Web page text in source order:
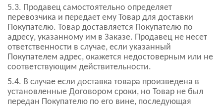
5.3. Продавец самостоятельно определяет
перевозчика и передает ему Товар для доставки
Покупателю. Товар доставляется Покупателю по
адресу, указанному им в Заказе. Продавец не несет
ответственности в случае, если указанный
Покупателем адрес, окажется недостоверным или не
соответствующим действительности.
5.4. В случае если доставка товара произведена в
установленные Договором сроки, но Товар не был
передан Покупателю по его вине, последующая